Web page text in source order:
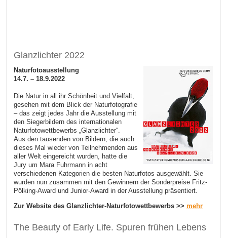
Glanzlichter 2022
Naturfotoausstellung
14.7. – 18.9.2022
Die Natur in all ihr Schönheit und Vielfalt,
gesehen mit dem Blick der Naturfotografie
– das zeigt jedes Jahr die Ausstellung mit
den Siegerbildern des internationalen
Naturfotowettbewerbs „Glanzlichter“.
Aus den tausenden von Bildern, die auch
dieses Mal wieder von Teilnehmenden aus
aller Welt eingereicht wurden, hatte die
Jury um Mara Fuhrmann in acht
verschiedenen Kategorien die besten Naturfotos ausgewählt. Sie
wurden nun zusammen mit den Gewinnern der Sonderpreise Fritz-
Pölking-Award und Junior-Award in der Ausstellung präsentiert.
Zur Website des Glanzlichter-Naturfotowettbewerbs >> mehr
The Beauty of Early Life. Spuren frühen Lebens